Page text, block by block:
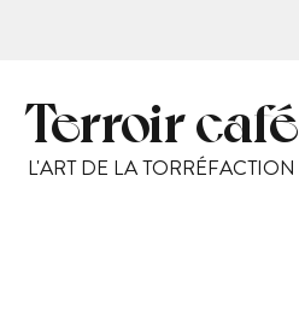
Terroir café
L'ART DE LA TORRÉFACTION